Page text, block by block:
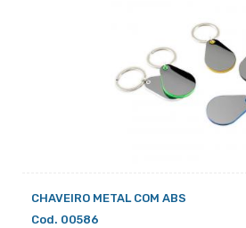
CHAVEIRO METAL COM ABS
Cod. 00586